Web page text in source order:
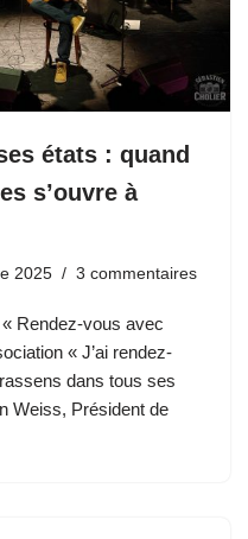
états : quand
s’ouvre à
2025 3 commentaires
Rendez-vous avec
« J’ai rendez-
dans tous ses
Weiss, Président de